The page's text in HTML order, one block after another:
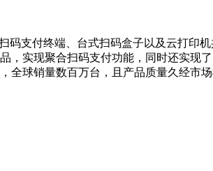
码支付终端、台式扫码盒子以及云打印
，实现聚合扫码支付功能，同时还实
全球销量数百万台，且产品质量久经